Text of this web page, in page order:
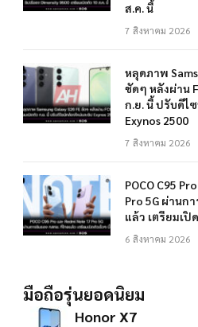
ส.ค. นี้
7 สิงหาคม 2026
หลุดภาพ
ชัดๆ หลังผ่าน
ก.ย. นี้ ปรับดีไ
Exynos 2500
7 สิงหาคม 2026
POCO C95
Pro 5G ผ่านก
แล้ว เตรียมเปิ
6 สิงหาคม 2026
มือถือรุ่นยอดนิยม
Honor X7